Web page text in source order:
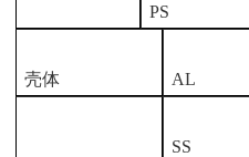
PS
壳体 AL
SS